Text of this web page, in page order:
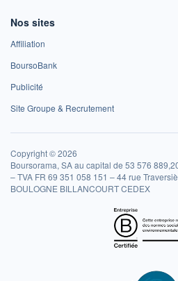
Nos sites
Affiliation
BoursoBank
Publicité
Site Groupe & Recrutement
Copyright © 2026
Boursorama, SA au capital de 53 576
– TVA FR 69 351 058 151 – 44 rue
BOULOGNE BILLANCOURT CEDEX